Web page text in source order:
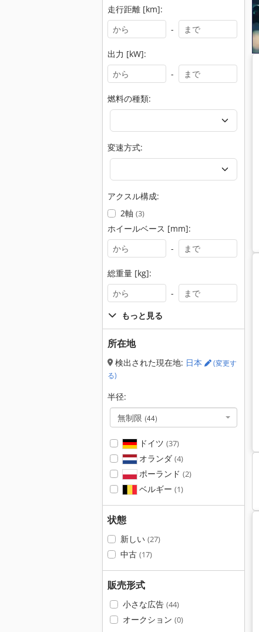
走行距離 [km]:
-
出力 [kW]:
-
燃料の種類:
変速方式:
アクスル構成:
2軸 (3)
ホイールベース [mm]:
-
総重量 [kg]:
-
もっと見る
所在地
検出された現在地: 日本
(変更す
る)
半径:
無制限 (44)
ドイツ (37)
オランダ (4)
ポーランド (2)
ベルギー (1)
状態
新しい (27)
中古 (17)
販売形式
小さな広告 (44)
オークション (0)